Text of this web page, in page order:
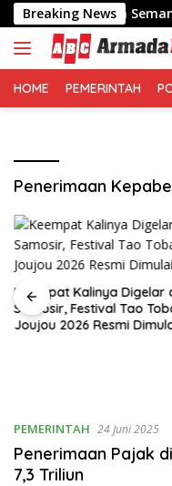
Langsung
ke
konten
Breaking News
Bawa
HOME PEMERINTAH
Penerimaan
Keempat Kalinya Digelar
Samosir, Festival Tao
Joujou 2026 Resmi
PEMERINTAH 24 Juni 2025
Penerimaan Pajak
7,3 Triliun